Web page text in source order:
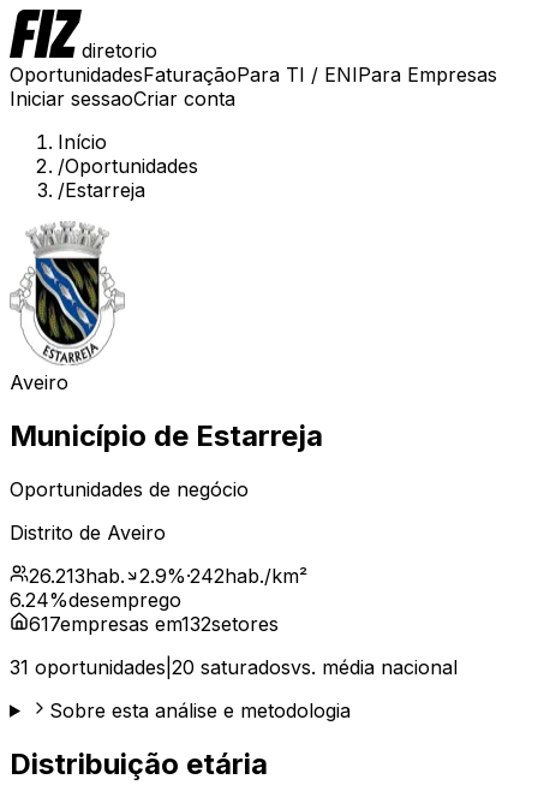
diretorio
OportunidadesFaturaçãoPara TI / ENIPara Empresas
Iniciar sessaoCriar conta
Início
/Oportunidades
/Estarreja
Aveiro
Município de Estarreja
Oportunidades de negócio
Distrito de Aveiro
26.213hab. 2.9%·242hab./km²
6.24%desemprego
617empresas em132setores
31 oportunidades 20 saturadosvs. média nacional
Sobre esta análise e metodologia
Distribuição etária